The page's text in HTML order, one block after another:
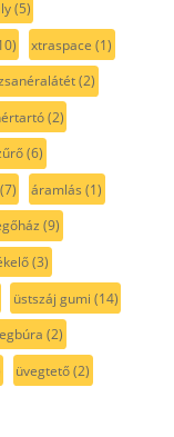
(5)
xtraspace (1)
(2)
(2)
(6)
áramlás (1)
(9)
(3)
üstszáj gumi (14)
(2)
üvegtető(2)